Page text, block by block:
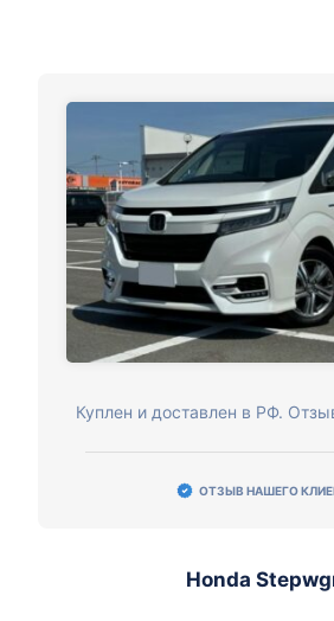
Куплен и доставлен в РФ.
ОТЗЫВ НАШЕГО
Honda